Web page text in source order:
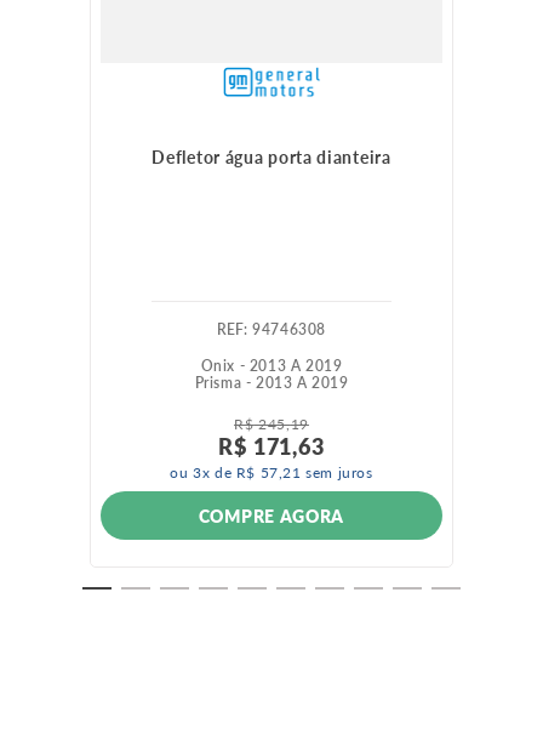
Defletor água porta dianteira
:94746308
Onix - 2013 A 2019
Prisma - 2013 A 2019
R$ 245,19
R$ 171,63
ou3x de R$ 57,21 sem juros
COMPRE AGORA